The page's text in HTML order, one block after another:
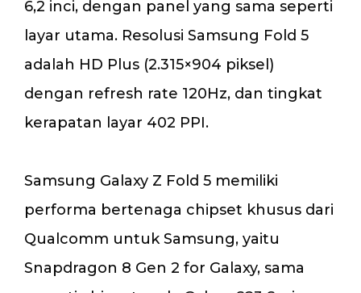
6,2 inci, dengan panel yang sama seperti
layar utama. Resolusi Samsung Fold 5
adalah HD Plus (2.315×904 piksel)
dengan refresh rate 120Hz, dan tingkat
kerapatan layar 402 PPI.
Samsung Galaxy Z Fold 5 memiliki
performa bertenaga chipset khusus dari
Qualcomm untuk Samsung, yaitu
Snapdragon 8 Gen 2 for Galaxy, sama